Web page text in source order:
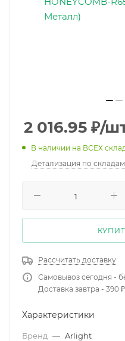
2 016.95 ₽/
В наличии на ВСЕХ
Детализация по складам
Рассчитать доставку
Самовывоз сегодня -
Доставка завтра - 390 ₽
Характеристики
Бренд — Arlight